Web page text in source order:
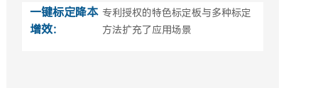
一键标定降本
增效：
专利授权的特色标定板与多种标定
方法扩充了应用场景